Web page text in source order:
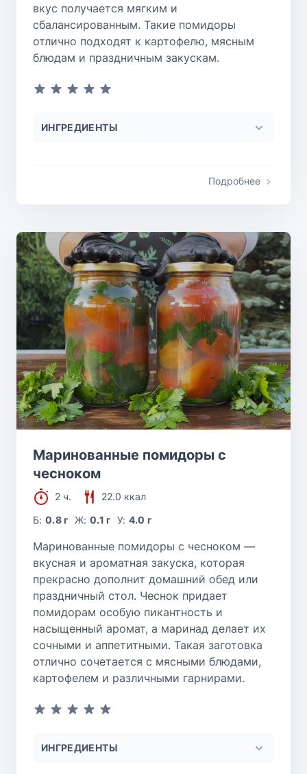
вкус получается мягким и
сбалансированным. Такие помидоры
отлично подходят к картофелю, мясным
блюдам и праздничным закускам.
ИНГРЕДИЕНТЫ
Подробнее
Маринованные помидоры с
чесноком
2 ч.
22.0 ккал
Б:0.8 г Ж: 0.1 г У: 4.0 г
Маринованные помидоры с чесноком —
вкусная и ароматная закуска, которая
прекрасно дополнит домашний обед или
праздничный стол. Чеснок придает
помидорам особую пикантность и
насыщенный аромат, а маринад делает их
сочными и аппетитными. Такая заготовка
отлично сочетается с мясными блюдами,
картофелем и различными гарнирами.
ИНГРЕДИЕНТЫ